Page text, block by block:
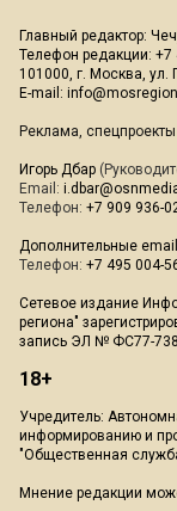
Главный редактор:
Телефон редакции: +7
101000, г. Москва, ул.
E-mail:
Реклама,
Игорь Дбар
Email:
Телефон: +7 909 936-
Дополнительные
Телефон: +7 495 004-
Сетевое издание
региона"
запись ЭЛ № ФС77-
18+
Учредитель:
информированию и
"Общественная
Мнение редакции